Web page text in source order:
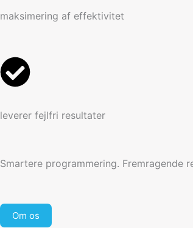
maksimering af effektivitet
leverer fejlfri resultater
Smartere programmering. Fremragende
Om os